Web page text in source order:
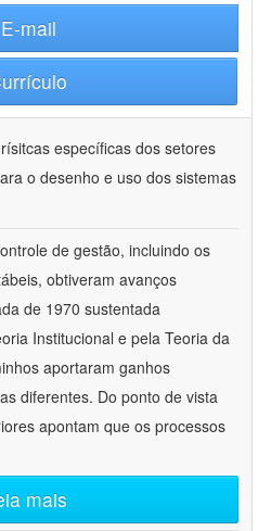
E-mail
específicas dos setores
o desenho e uso dos sistemas
de gestão, incluindo os
obtiveram avanços
de 1970 sustentada
Institucional e pela Teoria da
aportaram ganhos
diferentes. Do ponto de vista
apontam que os processos
mais